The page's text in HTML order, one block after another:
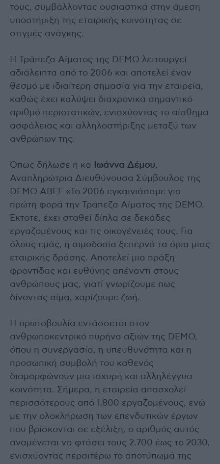
τους, συμβάλλοντας ουσιαστικά στην άμεση
υποστήριξη της εταιρικής κοινότητας σε
στιγμές ανάγκης.
Η Τράπεζα Αίματος της DEMO λειτουργεί
αδιάλειπτα από το 2006 και αποτελεί έναν
θεσμό με ιδιαίτερη σημασία για την εταιρεία,
καθώς έχει καλύψει διαχρονικά σημαντικό
αριθμό περιστατικών, ενισχύοντας το αίσθημα
ασφάλειας και αλληλοστήριξης μεταξύ των
ανθρώπων της.
Όπως δήλωσε η κα Ιωάννα Δέμου,
Αναπληρώτρια Διευθύνουσα Σύμβουλος της
DEMO ΑΒΕΕ «Το 2006 εγκαινιάσαμε για
πρώτη φορά την Τράπεζα Αίματος της DEMO.
Έκτοτε, έχει σταθεί δίπλα σε δεκάδες
εργαζομένους και τις οικογένειές τους. Για
όλους εμάς, η αιμοδοσία ξεπερνά τα όρια μιας
εταιρικής δράσης. Aποτελεί μια πράξη
φροντίδας και ευθύνης απέναντι στους
ανθρώπους μας, γιατί γνωρίζουμε πως
δίνοντας αίμα, χαρίζουμε ζωή.
Η πρωτοβουλία εντάσσεται στον
ανθρωποκεντρικό πυρήνα αξιών της DEMO,
όπου η συνεργασία, η υπευθυνότητα και η
προσωπική συμβολή του καθενός
διαμορφώνουν μια ισχυρή και αλληλέγγυα
κοινότητα. Σήμερα, η εταιρεία απασχολεί
περισσότερους από 1.800 εργαζομένους, ενώ
με την ολοκλήρωση των επενδυτικών έργων
που βρίσκονται σε εξέλιξη, ο αριθμός αυτός
αναμένεται να φτάσει τους 2.700 έως το 2030,
ενισχύοντας περαιτέρω το αποτύπωμά της